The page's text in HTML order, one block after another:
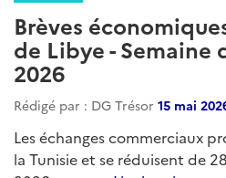
Brèves
de Libye - Semaine
2026
Rédigé par : DG Trésor 15 mai
Les échanges commerciaux
la Tunisie et se réduisent de